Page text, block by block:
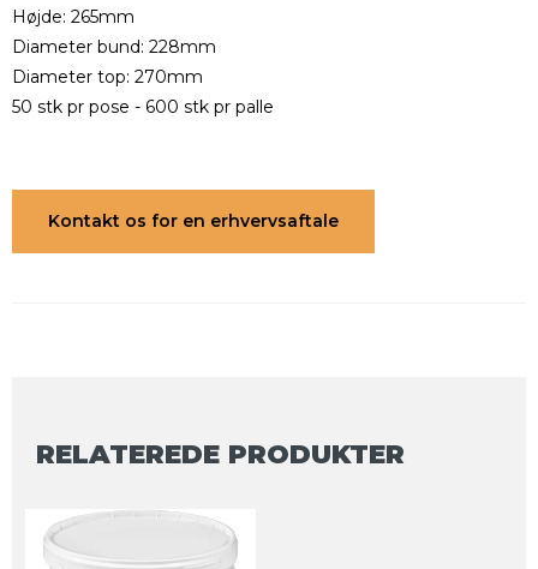
Højde: 265mm
Diameter bund: 228mm
Diameter top: 270mm
50 stk pr pose - 600 stk pr palle
Kontakt os for en erhvervsaftale
RELATEREDE PRODUKTER